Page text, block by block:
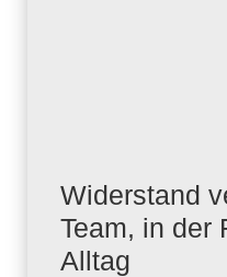
Widerstand
Team, in der
Alltag